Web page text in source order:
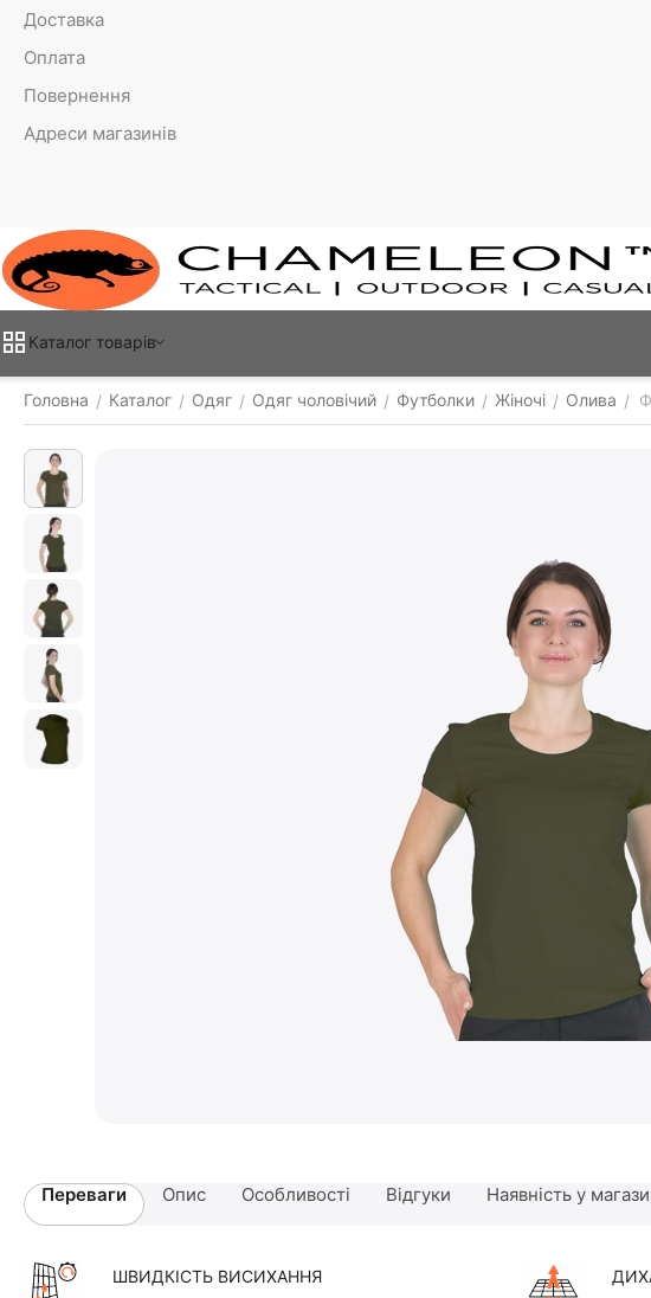
Доставка
Оплата
Повернення
Адреси магазинів
Каталог товарiв
Головна / Каталог / Одяг / Одяг чоловічий / Футболки / Жіночі / Олива /
Переваги Опис Особливості Відгуки Наявність у
ШВИДКІСТЬ ВИСИХАННЯ